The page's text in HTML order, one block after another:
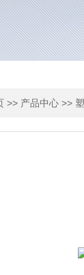
>> 产品中心 >>